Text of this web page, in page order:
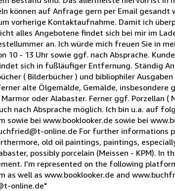
können auf Anfrage gern per Email gesandt
vorherige Kontaktaufnahme. Damit ich
alles Angebotene findet sich bei mir im
an. Ich würde mich freuen Sie in
- 13 Uhr sowie ggf. nach Absprache.
sich in fußläufiger Entfernung. Ständig
( Bilderbücher ) und bibliophiler
alte Ölgemälde, Gemälde, insbesondere
oder Alabaster. Ferner ggf. Porzellan (
nach Absprache möglich. Ich bin u.a. auf
bei www.booklooker.de sowie bei
online.de For further informations
old oil paintings, paintings,
possibly porcelain (Meissen - KPM).
I'm represented on the following
as well as www.booklooker.de and
online.de"